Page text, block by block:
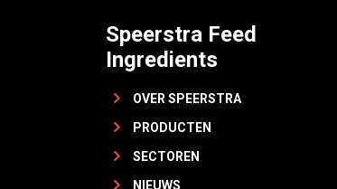
Speerstra Feed
Ingredients
OVER SPEERSTRA
PRODUCTEN
SECTOREN
NIEUWS